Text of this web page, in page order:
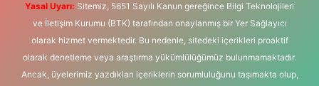
Yasal Uyarı: Sitemiz, 5651 Sayılı Kanun gereğince Bilgi Teknolojileri
ve İletişim Kurumu (BTK) tarafından onaylanmış bir Yer Sağlayıcı
olarak hizmet vermektedir. Bu nedenle, sitedeki içerikleri proaktif
olarak denetleme veya araştırma yükümlülüğümüz bulunmamaktadır.
Ancak, üyelerimiz yazdıkları içeriklerin sorumluluğunu taşımakta olup,